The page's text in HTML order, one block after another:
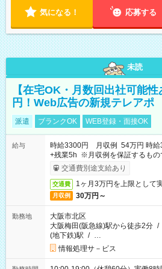
気になる！ 応募する
未読
【在宅OK・月数回出社可能
円！Web広告の新規テレアポ
派遣 ブランクOK WEB登録・面接OK
給与
時給3300円 月収例 54万円 時給
+残業5h ※月収例を保証するもの
交通費別途支給あり
交通費 1ヶ月3万円を上限として
月収例 30万円～
勤務地
大阪市北区
大阪梅田(阪急線)駅から徒歩2分 /
(地下鉄)駅 / …
情報処理サ－ビス